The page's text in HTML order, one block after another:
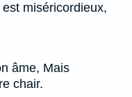
miséricordieux,
âme, Mais
chair.